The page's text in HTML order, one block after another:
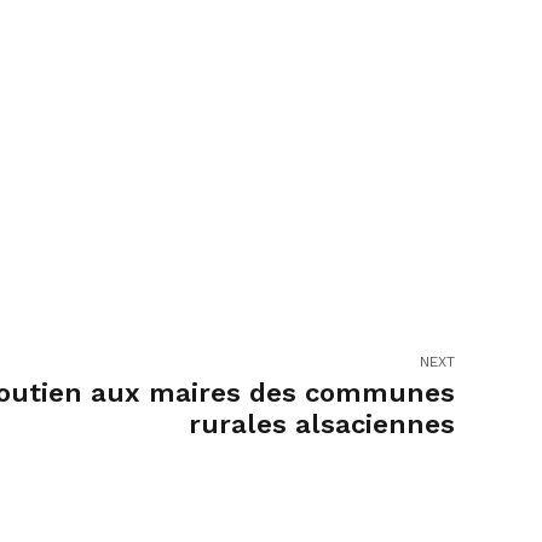
NEXT
aux maires des communes
rurales alsaciennes